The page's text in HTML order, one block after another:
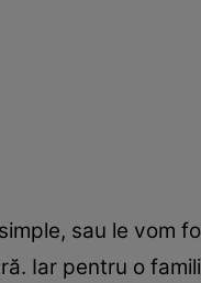
sau le vom
Iar pentru o